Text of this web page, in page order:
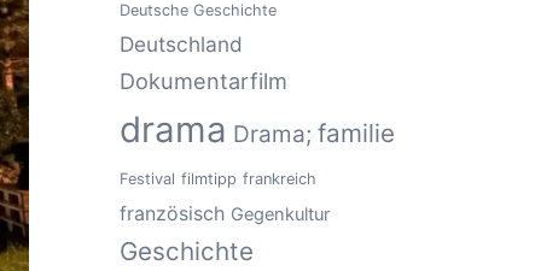
Deutsche Geschichte
Deutschland
Dokumentarfilm
drama Drama; familie
Festival filmtipp frankreich
französisch Gegenkultur
Geschichte